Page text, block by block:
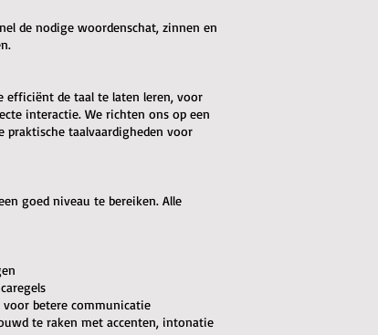
de nodige woordenschat, zinnen en
efficiënt de taal te laten leren, voor
interactie. We richten ons op een
praktische taalvaardigheden voor
goed niveau te bereiken. Alle
voor betere communicatie
te raken met accenten, intonatie